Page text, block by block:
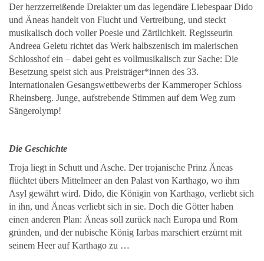
Der herzzerreißende Dreiakter um das legendäre Liebespaar Dido
und Äneas handelt von Flucht und Vertreibung, und steckt
musikalisch doch voller Poesie und Zärtlichkeit. Regisseurin
Andreea Geletu richtet das Werk halbszenisch im malerischen
Schlosshof ein – dabei geht es vollmusikalisch zur Sache: Die
Besetzung speist sich aus Preisträger*innen des 33.
Internationalen Gesangswettbewerbs der Kammeroper Schloss
Rheinsberg. Junge, aufstrebende Stimmen auf dem Weg zum
Sängerolymp!
Die Geschichte
Troja liegt in Schutt und Asche. Der trojanische Prinz Äneas
flüchtet übers Mittelmeer an den Palast von Karthago, wo ihm
Asyl gewährt wird. Dido, die Königin von Karthago, verliebt sich
in ihn, und Äneas verliebt sich in sie. Doch die Götter haben
einen anderen Plan: Äneas soll zurück nach Europa und Rom
gründen, und der nubische König Iarbas marschiert erzürnt mit
seinem Heer auf Karthago zu …